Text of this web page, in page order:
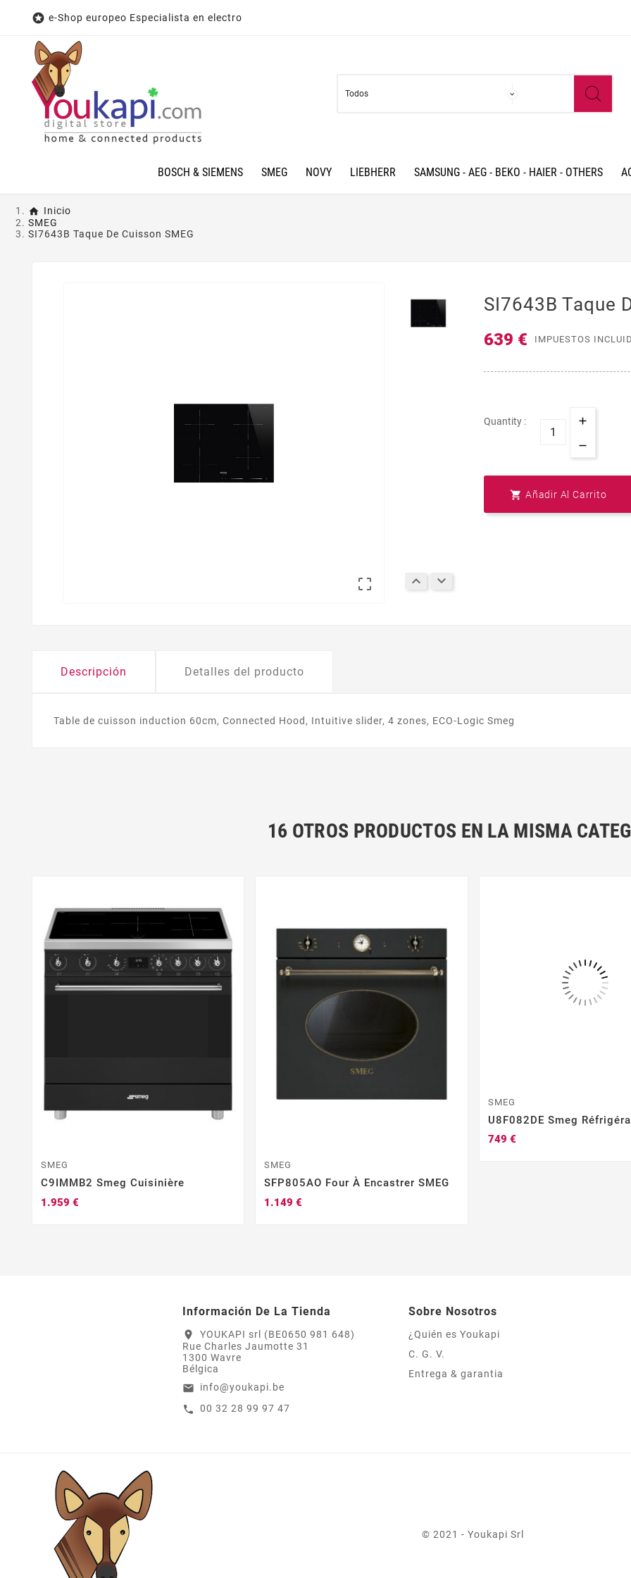
 e-Shop europeo Especialista en electro
BOSCH & SIEMENS SMEG NOVY LIEBHERR SAMSUNG - AEG - BEKO - HAIER - OTHERS
Inicio
SMEG
SI7643B Taque De Cuisson SMEG
  
SI7643B Taque
639 € IMPUESTOS
Quantity :
 Añadir Al Carrito
Descripción Detalles del producto
Table de cuisson induction 60cm, Connected Hood, Intuitive slider, 4 zones, ECO-Logic Smeg
16 OTROS PRODUCTOS EN LA MISMA
SMEG
C9IMMB2 Smeg Cuisinière
1.959 €
SMEG
SFP805AO Four À Encastrer SMEG
1.149 €
SMEG
U8F082DE Smeg
749 €
Información De La Tienda
location_on
YOUKAPI srl (BE0650 981 648)
Rue Charles Jaumotte 31
1300 Wavre
Bélgica
email info@youkapi.be
call 00 32 28 99 97 47
Sobre Nosotros
¿Quién es Youkapi
C. G. V.
Entrega & garantia
© 2021 - Youkapi Srl